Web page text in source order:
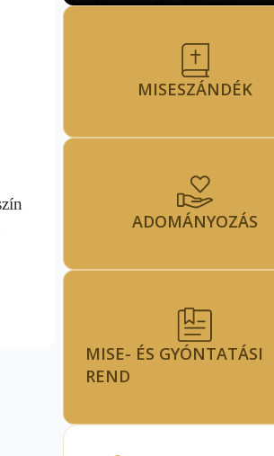
MISESZÁNDÉK
ADOMÁNYOZÁS
MISE- ÉS GYÓNTATÁSI
REND